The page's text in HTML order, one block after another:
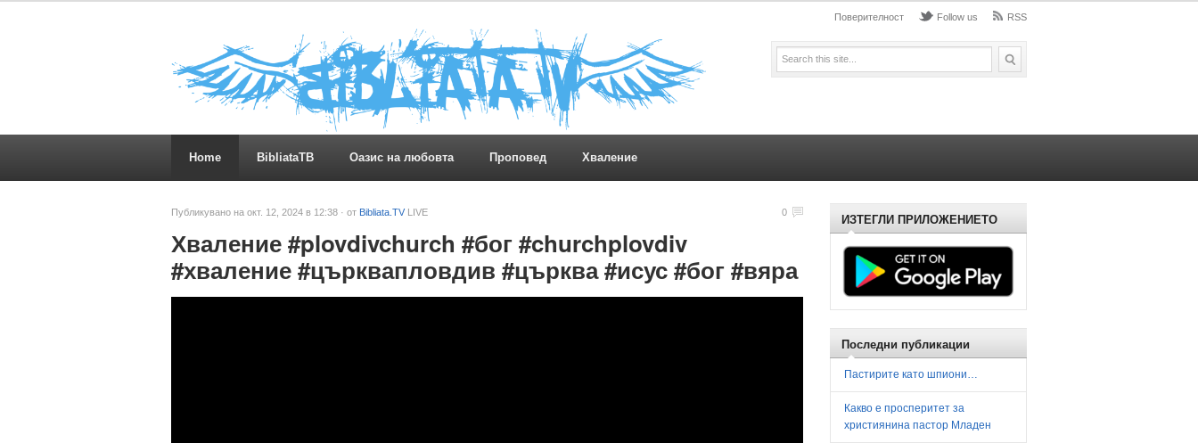
Поверителност Follow us RSS
Home BibliataTB Оазис на любовта Проповед Хваление
Публикувано на окт. 12, 2024 в 12:38 · от Bibliata.TV LIVE 0
Хваление #plovdivchurch #бог #churchplovdiv
#хваление #църквапловдив #църква #исус #бог #вяра
ИЗТЕГЛИ ПРИЛОЖЕНИЕТО
Последни публикации
Пастирите като шпиони…
Какво е просперитет за
християнина пастор Младен